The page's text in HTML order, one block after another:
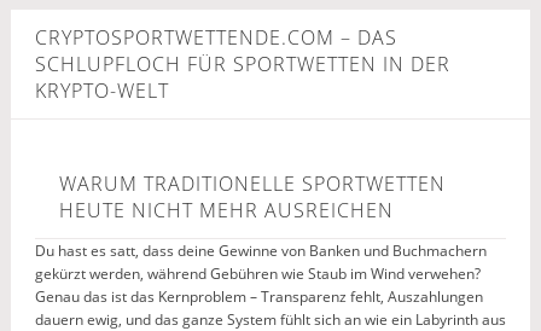
CRYPTOSPORTWETTENDE.COM – DAS
SCHLUPFLOCH FÜR SPORTWETTEN IN DER
KRYPTO-WELT
WARUM TRADITIONELLE SPORTWETTEN
HEUTE NICHT MEHR AUSREICHEN
Du hast es satt, dass deine Gewinne von Banken und Buchmachern
gekürzt werden, während Gebühren wie Staub im Wind verwehen?
Genau das ist das Kernproblem – Transparenz fehlt, Auszahlungen
dauern ewig, und das ganze System fühlt sich an wie ein Labyrinth aus